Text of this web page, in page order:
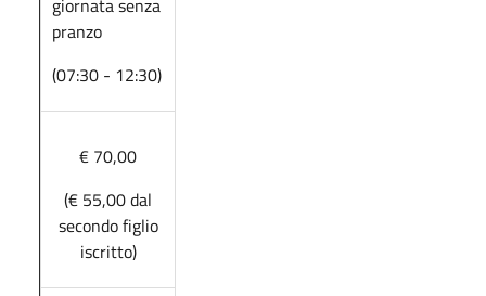
pranzo
(07:30 - 12:30)
€ 70,00
(€ 55,00 dal
secondo figlio
iscritto)